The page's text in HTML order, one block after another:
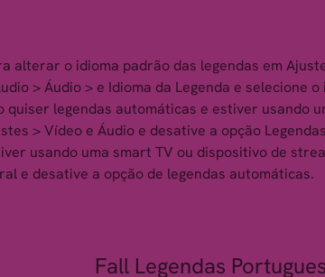
alterar o idioma padrão das legendas em
> Áudio > e Idioma da Legenda e selecione
quiser legendas automáticas e estiver usando
> Vídeo e Áudio e desative a opção
usando uma smart TV ou dispositivo de
e desative a opção de legendas automáticas.
Fall Legendas